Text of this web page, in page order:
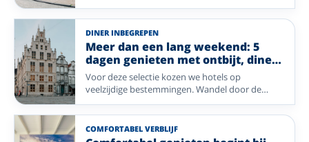
langs de kabbelende Semois, door de groene
Ardennen en geniet van sfeervolle steden vol
historie, zoals Tongeren en Mechelen. Vanuit
een comfortabel Enjoyhotel beleeft u de
mooiste wandelroutes, bijzondere uitstapjes en
heeft u alle rust om heerlijk te genieten.
DINER INBEGREPEN
Meer dan een lang weekend: 5
dagen genieten met ontbijt, diner
en meer
Voor deze selectie kozen we hotels op
veelzijdige bestemmingen. Wandel door de
uitgestrekte natuur van de Ardennen en Ermelo,
geniet van de rust op Vlieland, ontdek de
historische charme van Enkhuizen en Mechelen,
of waai heerlijk uit aan zee in Blankenberge. Ook
COMFORTABEL VERBLIJF